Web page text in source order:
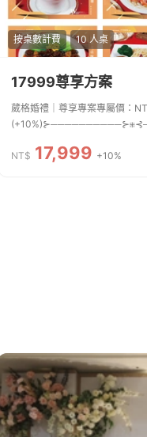
按桌數計費 10 人桌
17999尊享方案
葳格婚禮｜尊享專案專屬價：
企劃 ✦專業婚禮主持人
NT$ 17,999 +10%